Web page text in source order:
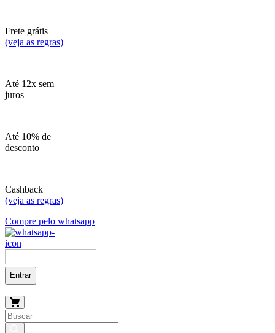
Frete grátis
(veja as regras)
Até 12x sem
juros
Até 10% de
desconto
Cashback
(veja as regras)
Compre pelo whatsapp
Entrar